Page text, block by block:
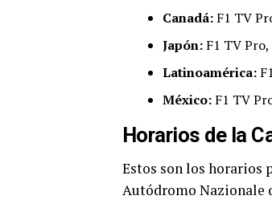
Canadá: F1 TV
Japón: F1 TV
Latinoamérica:
México: F1 TV
Horarios de la
Estos son los horarios
Autódromo Nazionale